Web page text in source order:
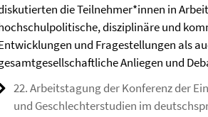
die Teilnehmer*innen in
disziplinäre und
und Fragestellungen als
Anliegen und
22. Arbeitstagung der Konferenz der
und Geschlechterstudien im